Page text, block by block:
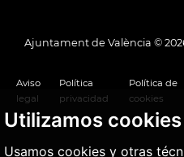
Utilizamos cookies
Usamos cookies y otras
Ajuntament de València ©
Aviso
legal
Política
privacidad
Política de
cookies